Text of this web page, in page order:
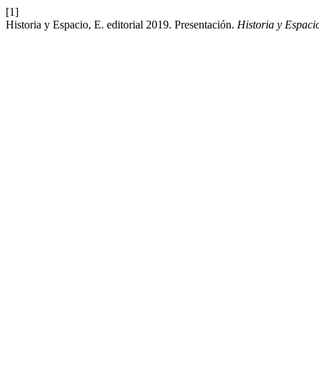
[1]
Historia y Espacio, E. editorial 2019. Presentación. Historia y